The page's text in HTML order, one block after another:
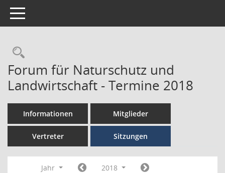
Toggle navigation
Forum für Naturschutz und
Landwirtschaft - Termine 2018
Informationen Mitglieder
Vertreter Sitzungen
Jahr
2018